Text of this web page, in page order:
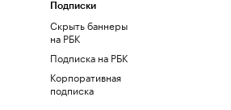
Подписки
Скрыть баннеры
на РБК
Подписка на РБК
Корпоративная
подписка